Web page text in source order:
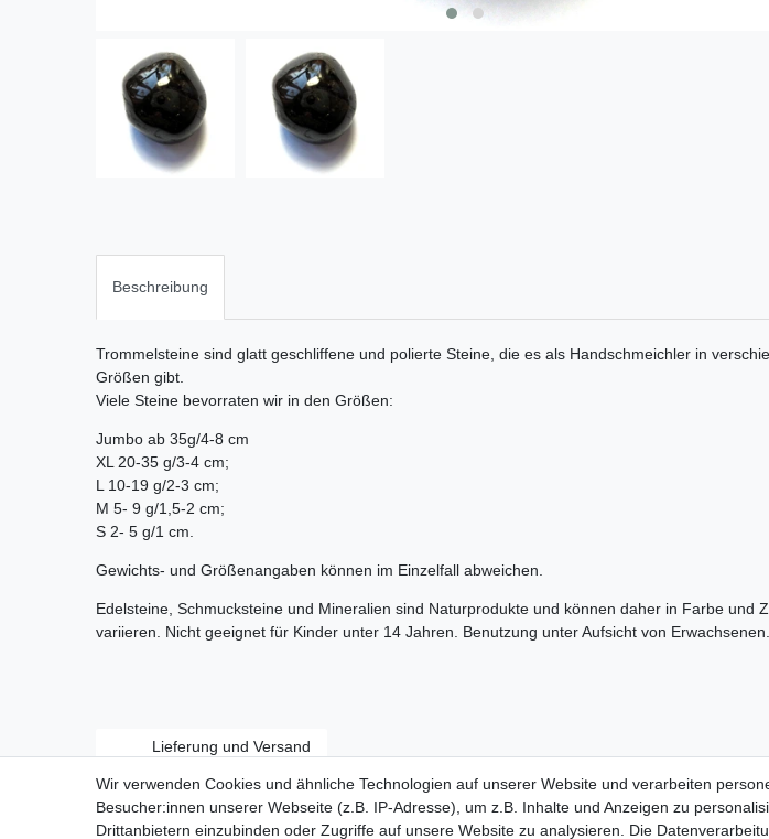
Beschreibung
Trommelsteine sind glatt geschliffene und polierte Steine, die es als Handschmeichler in
Größen gibt.
Viele Steine bevorraten wir in den Größen:
Jumbo ab 35g/4-8 cm
XL 20-35 g/3-4 cm;
L 10-19 g/2-3 cm;
M 5- 9 g/1,5-2 cm;
S 2- 5 g/1 cm.
Gewichts- und Größenangaben können im Einzelfall abweichen.
Edelsteine, Schmucksteine und Mineralien sind Naturprodukte und können daher in Farbe und
variieren. Nicht geeignet für Kinder unter 14 Jahren. Benutzung unter Aufsicht von Erwachsenen.
Lieferung und Versand
Wir verwenden Cookies und ähnliche Technologien auf unserer Website und verarbeiten
Besucher:innen unserer Webseite (z.B. IP-Adresse), um z.B. Inhalte und Anzeigen zu
Drittanbietern einzubinden oder Zugriffe auf unsere Website zu analysieren. Die